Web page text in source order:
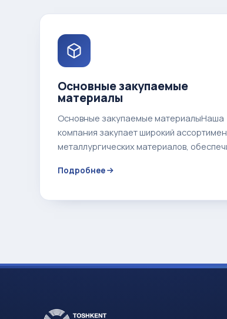
Основные закупаемые
материалы
Основные закупаемые материалыНаша
компания закупает широкий
металлургических материалов,
Подробнее